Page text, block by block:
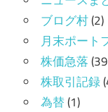
ブログ村(2)
月末ポート
株価急落
株取引記録
為替(1)